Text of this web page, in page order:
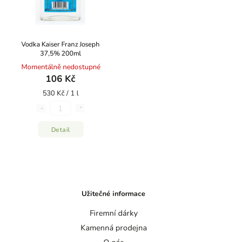
Vodka Kaiser Franz Joseph
37,5% 200ml
Momentálně nedostupné
106 Kč
530 Kč / 1 l
Detail
Užitečné informace
Firemní dárky
Kamenná prodejna